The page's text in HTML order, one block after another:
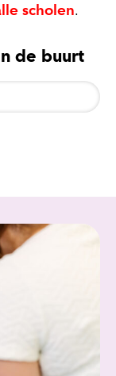
scholen.
de buurt